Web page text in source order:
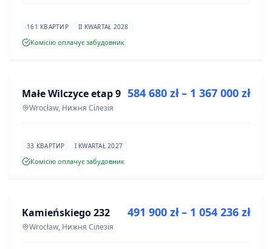
161 КВАРТИР II KWARTAŁ 2028
Комісію оплачує забудовник
ІНВЕСТИЦІЯ
Małe Wilczyce etap 9
Wrocław, Нижня Сілезія
584 680 zł – 1 367 000 zł
33 КВАРТИР I KWARTAŁ 2027
Комісію оплачує забудовник
ІНВЕСТИЦІЯ
Kamieńskiego 232
Wrocław, Нижня Сілезія
491 900 zł – 1 054 236 zł